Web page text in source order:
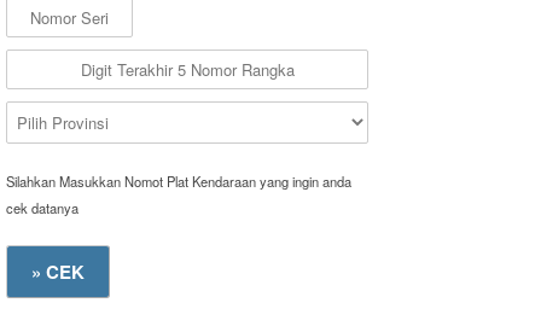
Silahkan Masukkan Nomot Plat Kendaraan yang ingin anda
cek datanya